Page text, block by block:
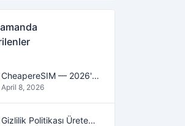
CheapereSIM — 2026'da seyahat için en ucuz eSIM veri planlarını bulun
April 8, 2026
Gizlilik Politikası Üreteci: Dijital Çağın Olmazsa Olmaz Aracı